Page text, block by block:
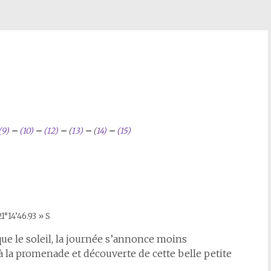
– (10) – (12) – (13) – (14) – (15)
» S
le soleil, la journée s’annonce moins
la promenade et découverte de cette belle petite